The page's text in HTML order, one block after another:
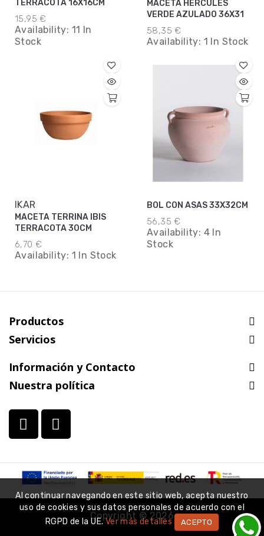
Al continuar navegando en este sitio web, acepta nuestro
uso de cookies y sus datos personales de acuerdo con el
RGPD de la UE. Ver más detalles ACEPTO
TERRACOTA 16X16CM
15,95 €
Availability: 11 In
Stock
MACETA HERCULES
VERDE AZULADO 36X31
58,35 €
Availability: 1 In Stock
IKAR
MACETA TERRINA IBIS
TERRACOTA 30CM
6,70 €
Availability: 1 In Stock
BOL CON ASAS 33X32CM
56,35 €
Availability: 4 In
Stock
Productos
Servicios
Información y Contacto
Nuestra política
Copyright © 2026